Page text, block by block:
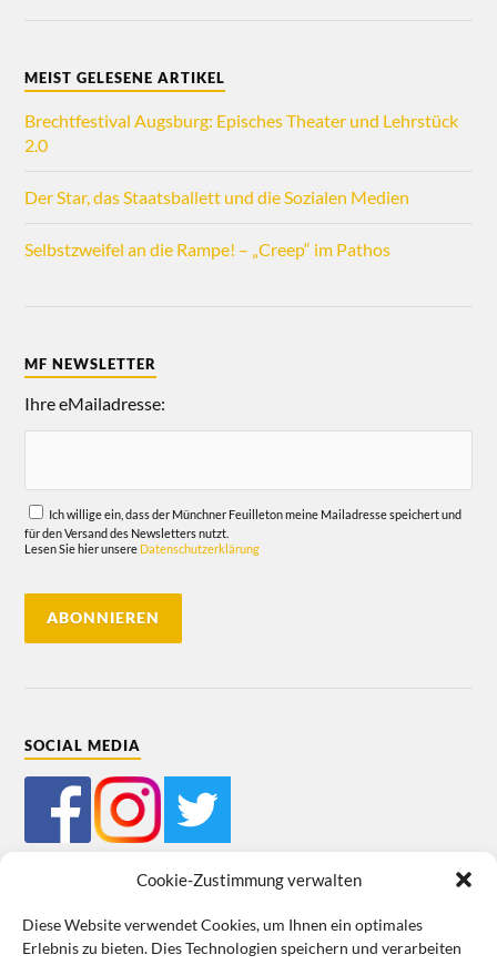
Cookie-Zustimmung verwalten
Diese Website verwendet Cookies, um Ihnen ein optimales
Erlebnis zu bieten. Dies Technologien speichern und verarbeiten
MEIST GELESENE ARTIKEL
Brechtfestival Augsburg: Episches Theater und Lehrstück
2.0
Der Star, das Staatsballett und die Sozialen Medien
Selbstzweifel an die Rampe! – „Creep“ im Pathos
MF NEWSLETTER
Ihre eMailadresse:
Ich willige ein, dass der Münchner Feuilleton meine Mailadresse speichert und
für den Versand des Newsletters nutzt.
Lesen Sie hier unsere Datenschutzerklärung
SOCIAL MEDIA